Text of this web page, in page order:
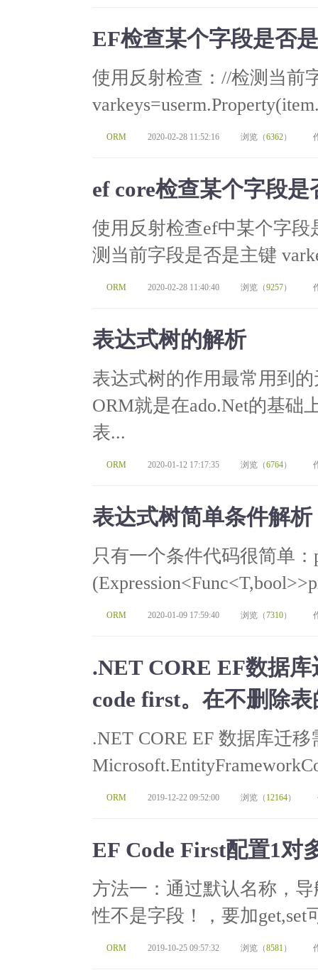
EF检查某个字段是否
使用反射检查：//检测当前
ORM 2020-02-28 11:52:16 浏览（6362）
ef core检查某个字段
使用反射检查ef中某个字
测当前字段是否是主键
ORM 2020-02-28 11:40:40 浏览（9257）
表达式树的解析
表达式树的作用最常用到
ORM就是在ado.Net的基础
表...
ORM 2020-01-12 17:17:35 浏览（6764）
表达式树简单条件解析
只有一个条件代码很简单
ORM 2020-01-09 17:59:40 浏览（7310）
.NET CORE EF数据
code first。在不删除
.NET CORE EF 数据库迁
ORM 2019-12-22 09:52:00 浏览（ 12164）
EF Code First配置1对
方法一：通过默认名称，
性不是字段！，要加
ORM 2019-10-25 09:57:32 浏览（8581）